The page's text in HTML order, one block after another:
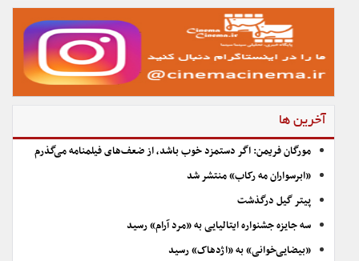
آخرین ها
مورگان فریمن: اگر دستمزد خوب باشد، از ضعف‌های فیلمنامه می‌گذرم
«ابرسواران مه رکاب» منتشر شد
پیتر گیل درگذشت
سه جایزه جشنواره ایتالیایی به «مرد آرام» رسید
«بیضایی‌خوانی» به «اژدهاک» رسید